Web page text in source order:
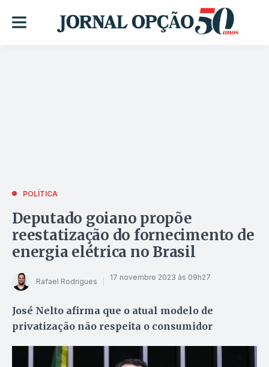
POLÍTICA
Deputado goiano propõe
reestatização do fornecimento de
energia elétrica no Brasil
Rafael Rodrigues 17 novembro 2023 às 09h27
José Nelto afirma que o atual modelo de
privatização não respeita o consumidor